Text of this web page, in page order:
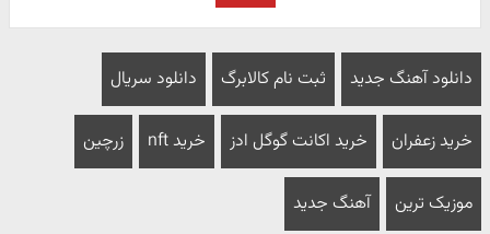
دانلود آهنگ جدید ثبت نام کالابرگ دانلود سریال
خرید زعفران خرید اکانت گوگل ادز خرید nft زرچین
موزیک ترین آهنگ جدید